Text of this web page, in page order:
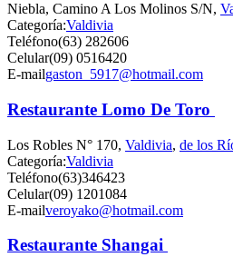
Niebla, Camino A Los Molinos S/N,
Categoría:Valdivia
Teléfono(63) 282606
Celular(09) 0516420
E-mailgaston_5917@hotmail.com
Restaurante Lomo De Toro
Los Robles N° 170, Valdivia, de los
Categoría:Valdivia
Teléfono(63)346423
Celular(09) 1201084
E-mailveroyako@hotmail.com
Restaurante Shangai